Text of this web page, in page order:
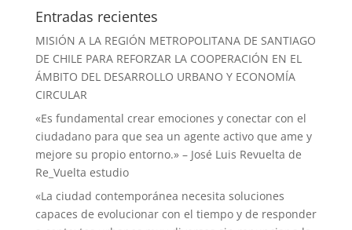
Entradas recientes
MISIÓN A LA REGIÓN METROPOLITANA DE SANTIAGO
DE CHILE PARA REFORZAR LA COOPERACIÓN EN EL
ÁMBITO DEL DESARROLLO URBANO Y ECONOMÍA
CIRCULAR
«Es fundamental crear emociones y conectar con el
ciudadano para que sea un agente activo que ame y
mejore su propio entorno.» – José Luis Revuelta de
Re_Vuelta estudio
«La ciudad contemporánea necesita soluciones
capaces de evolucionar con el tiempo y de responder